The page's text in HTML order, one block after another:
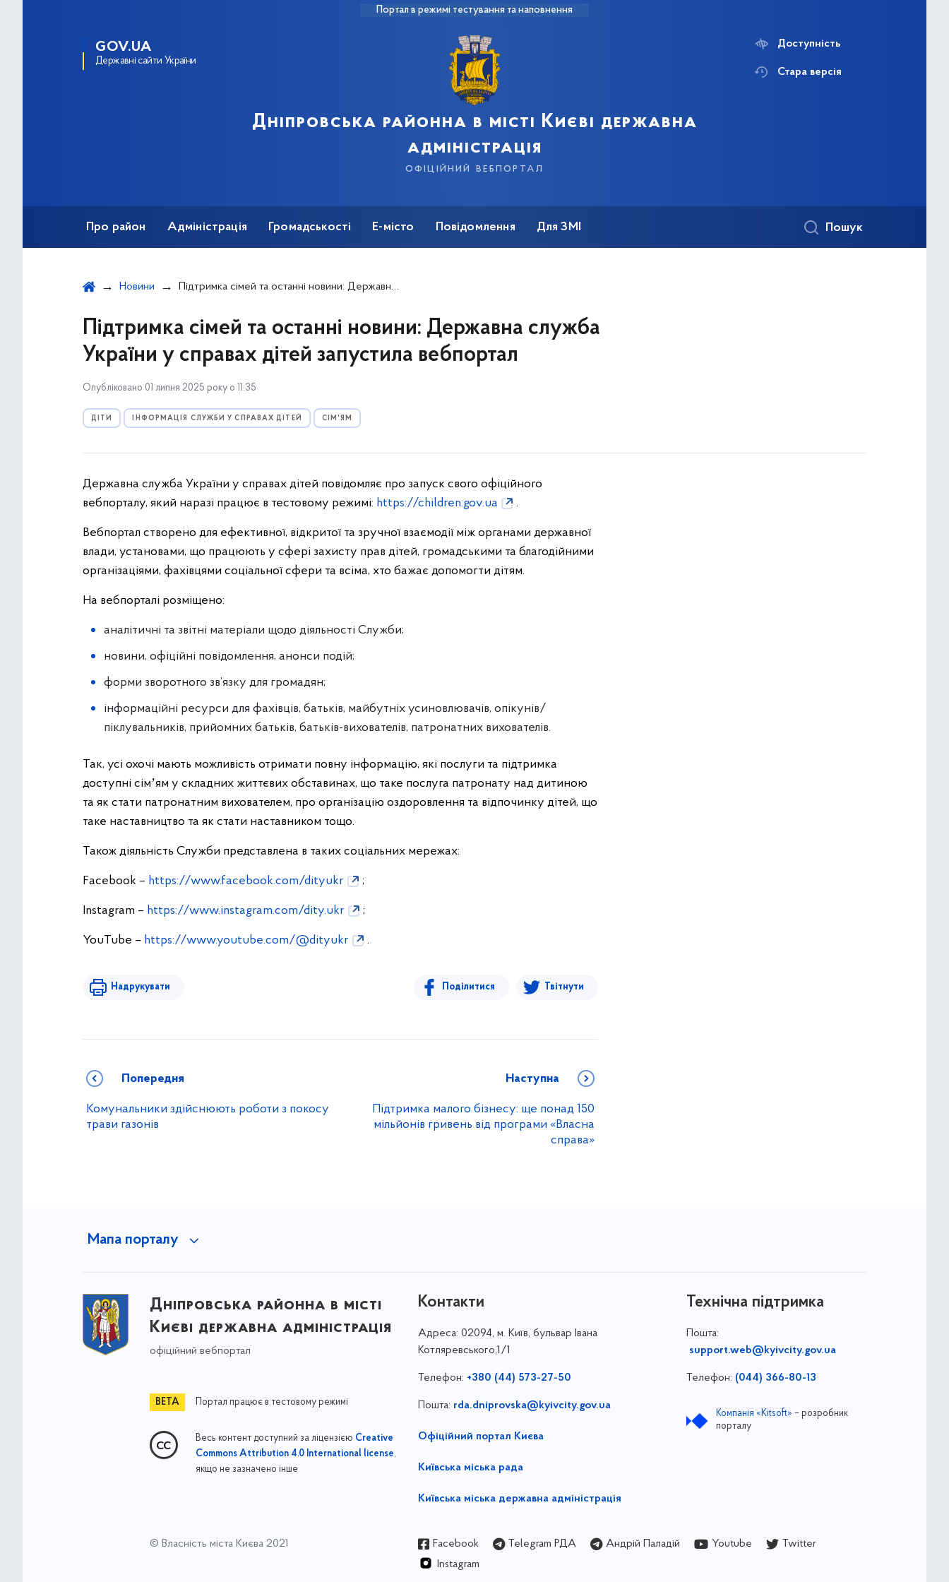
Портал в режимі тестування та наповнення
GOV.UA
Державні сайти України
Дніпровська районна в місті Києві державна
адміністрація
офіційний вебпортал
Доступність
Стара версія
Про район Адміністрація Громадськості Е-місто Повідомлення Для ЗМІ Пошук
Новини Підтримка сімей та останні новини: Державна служба України у справах дітей запустила вебпортал
Підтримка сімей та останні новини: Державна служба
України у справах дітей запустила вебпортал
Опубліковано 01 липня 2025 року о 11:35
ДІТИ ІНФОРМАЦІЯ СЛУЖБИ У СПРАВАХ ДІТЕЙ СІМ'ЯМ
Державна служба України у справах дітей повідомляє про запуск свого офіційного
вебпорталу, який наразі працює в тестовому режимі: https://children.gov.ua .
Вебпортал створено для ефективної, відкритої та зручної взаємодії між органами державної
влади, установами, що працюють у сфері захисту прав дітей, громадськими та благодійними
організаціями, фахівцями соціальної сфери та всіма, хто бажає допомогти дітям.
На вебпорталі розміщено:
аналітичні та звітні матеріали щодо діяльності Служби;
новини, офіційні повідомлення, анонси подій;
форми зворотного зв’язку для громадян;
інформаційні ресурси для фахівців, батьків, майбутніх усиновлювачів, опікунів/
піклувальників, прийомних батьків, батьків-вихователів, патронатних вихователів.
Так, усі охочі мають можливість отримати повну інформацію, які послуги та підтримка
доступні сімʼям у складних життєвих обставинах, що таке послуга патронату над дитиною
та як стати патронатним вихователем, про організацію оздоровлення та відпочинку дітей, що
таке наставництво та як стати наставником тощо.
Також діяльність Служби представлена в таких соціальних мережах:
Facebook – https://www.facebook.com/dityukr ;
Instagram – https://www.instagram.com/dity.ukr ;
YouTube – https://www.youtube.com/@dityukr .
Надрукувати Поділитися Твітнути
Попередня
Комунальники здійснюють роботи з покосу
трави газонів
Наступна
Підтримка малого бізнесу: ще понад 150
мільйонів гривень від програми «Власна
справа»
Мапа порталу
Дніпровська районна в місті
Києві державна адміністрація
офіційний вебпортал
Портал працює в тестовому режимі
Весь контент доступний за ліцензією Creative
Commons Attribution 4.0 International license,
якщо не зазначено інше
Контакти
Адреса: 02094, м. Київ, бульвар Івана
Котляревського,1/1
Телефон: +380 (44) 573-27-50
Пошта: rda.dniprovska@kyivcity.gov.ua
Офіційний портал Києва
Київська міська рада
Київська міська державна адміністрація
Технічна підтримка
Пошта:
support.web@kyivcity.gov.ua
Телефон: (044) 366-80-13
Компанія «Kitsoft» – розробник
порталу
© Власність міста Києва 2021 Facebook Telegram РДА Андрій Паладій Youtube
Twitter
Instagram